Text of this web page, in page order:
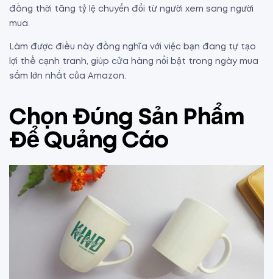
đồng thời tăng tỷ lệ chuyển đổi từ người xem sang người
mua.
Làm được điều này đồng nghĩa với việc bạn đang tự tạo
lợi thế cạnh tranh, giúp cửa hàng nổi bật trong ngày mua
sắm lớn nhất của Amazon.
Chọn Đúng Sản Phẩm
Để Quảng Cáo